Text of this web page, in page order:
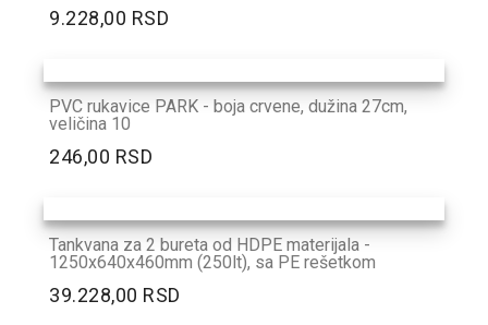
9.228,00 RSD
PVC rukavice PARK - boja crvene, dužina 27cm,
veličina 10
246,00 RSD
Tankvana za 2 bureta od HDPE materijala -
1250x640x460mm (250lt), sa PE rešetkom
39.228,00 RSD